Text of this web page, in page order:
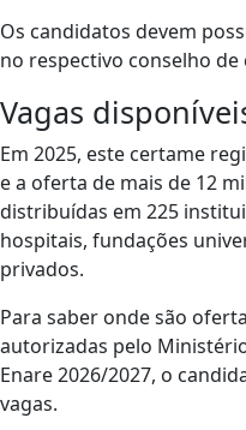
Os candidatos devem
no respectivo conselho de
Vagas
Em 2025, este certame
e a oferta de mais de 12
distribuídas em 225
hospitais, fundações
privados.
Para saber onde são
autorizadas pelo
Enare 2026/2027, o
vagas.